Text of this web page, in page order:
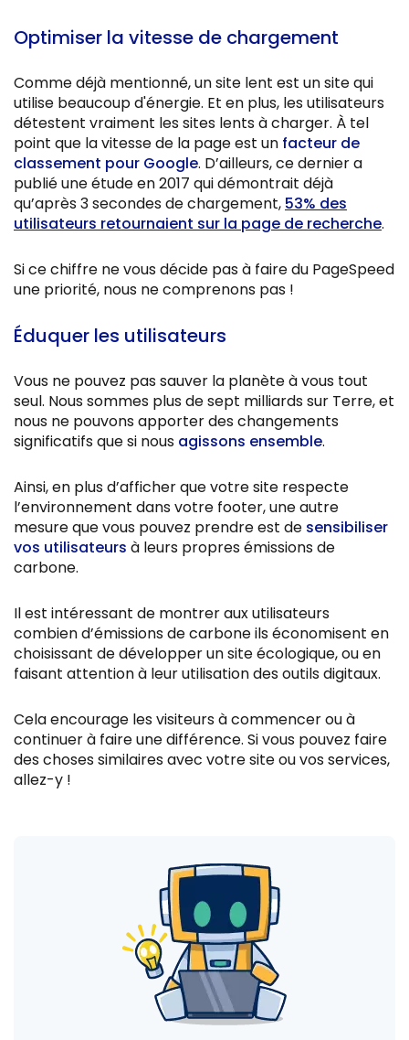
Optimiser la vitesse de chargement
Comme déjà mentionné, un site lent est un site qui
utilise beaucoup d'énergie. Et en plus, les utilisateurs
détestent vraiment les sites lents à charger. À tel
point que la vitesse de la page est un facteur de
classement pour Google. D’ailleurs, ce dernier a
publié une étude en 2017 qui démontrait déjà
qu’après 3 secondes de chargement, 53% des
utilisateurs retournaient sur la page de recherche.
Si ce chiffre ne vous décide pas à faire du PageSpeed
une priorité, nous ne comprenons pas !
Éduquer les utilisateurs
Vous ne pouvez pas sauver la planète à vous tout
seul. Nous sommes plus de sept milliards sur Terre, et
nous ne pouvons apporter des changements
significatifs que si nous agissons ensemble.
Ainsi, en plus d’afficher que votre site respecte
l’environnement dans votre footer, une autre
mesure que vous pouvez prendre est de sensibiliser
vos utilisateurs à leurs propres émissions de
carbone.
Il est intéressant de montrer aux utilisateurs
combien d’émissions de carbone ils économisent en
choisissant de développer un site écologique, ou en
faisant attention à leur utilisation des outils digitaux.
Cela encourage les visiteurs à commencer ou à
continuer à faire une différence. Si vous pouvez faire
des choses similaires avec votre site ou vos services,
allez-y !